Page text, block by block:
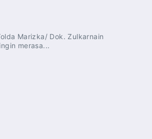
Marizka/ Dok. Zulkarnain
merasa...